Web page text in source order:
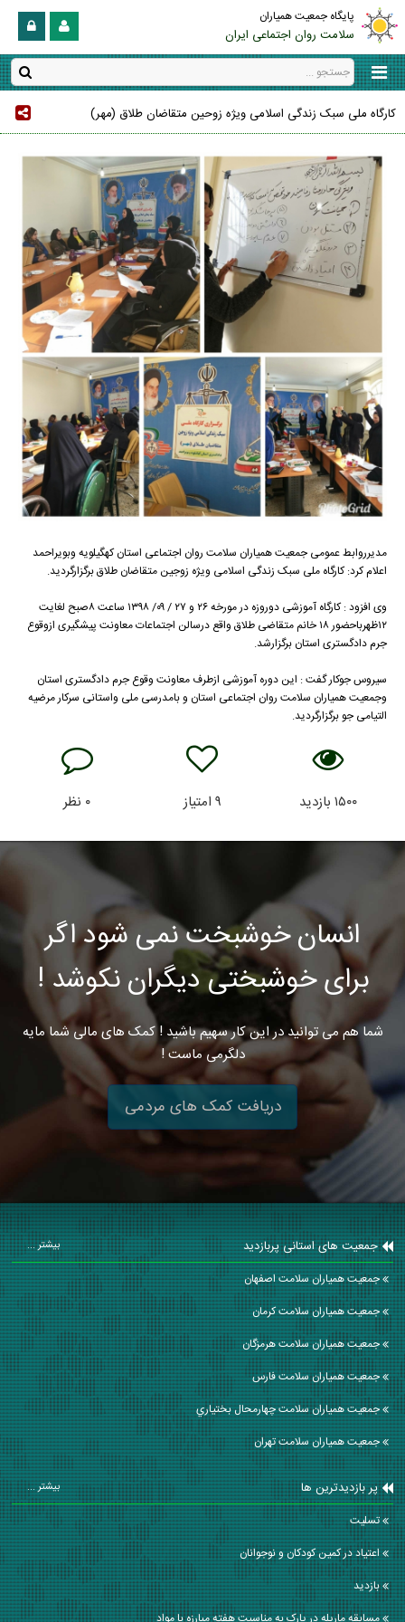
پایگاه جمعیت همیاران
سلامت روان اجتماعی ایران
کارگاه ملی سبک زندگی اسلامی ویژه زوحین متقاضان طلاق (مهر)
مدیرروابط عمومی جمعیت همیاران سلامت روان اجتماعی استان کهگیلویه وبویراحمد
اعلام کرد: کارگاه ملی سبک زندگی اسلامی ویژه زوجین متقاضان طلاق برگزارگردید.
وی افزود : کارگاه آموزشی دوروزه در مورخه ۲۶ و ۲۷ / ۰۹/ ۱۳۹۸ ساعت ۸صبح لغایت
۱۲ظهرباحضور ۱۸ خانم متقاضی طلاق واقع درسالن اجتماعات معاونت پیشگیری ازوقوع
جرم دادگستری استان برگزارشد.
سیروس جوکار گفت : این دوره آموزشی ازطرف معاونت وقوع جرم دادگستری استان
وجمعیت همیاران سلامت روان اجتماعی استان و بامدرسی ملی واستانی سرکار مرضیه
التیامی جو برگزارگردید.
۱۵۰۰ بازدید ۹ امتیاز ۰ نظر
انسان خوشبخت نمی شود اگر
برای خوشبختی دیگران نکوشد !
شما هم می توانید در این کار سهیم باشید ! کمک های مالی شما مایه
دلگرمی ماست !
دریافت کمک های مردمی
جمعیت های استانی پربازدید بیشتر ...
جمعیت همیاران سلامت اصفهان
جمعیت همیاران سلامت كرمان
جمعیت همیاران سلامت هرمزگان
جمعیت همیاران سلامت فارس
جمعیت همیاران سلامت چهارمحال بختياري
جمعیت همیاران سلامت تهران
پر بازدیدترین ها بیشتر ...
تسلیت
اعتیاد در کمین کودکان و نوجوانان
بازدید
مسابقه مارپله در پارک به مناسبت هفته مبارزه با مواد